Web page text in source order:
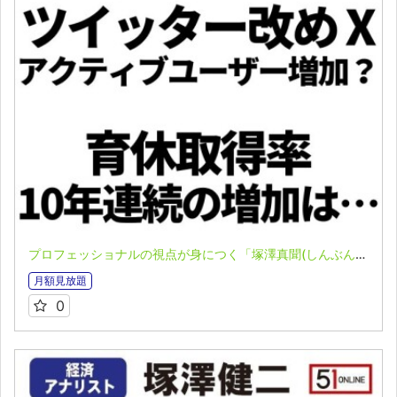
プロフェッショナルの視点が身につく「塚澤真聞(しんぶん)」(2023.07.31)
月額見放題
0